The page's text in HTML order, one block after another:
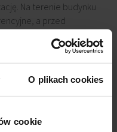
O plikach cookies
cookie
Na terenie budynku
a przed
korzystać z parkingu za
znajduje się parking